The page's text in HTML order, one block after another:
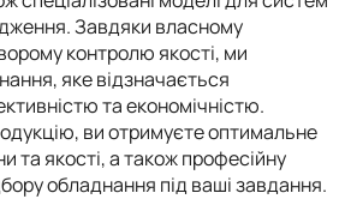
Завдяки власному
контролю якості, ми
яке відзначається
та економічністю.
ви отримуєте оптимальне
та якості, а також професійну
обладнання під ваші завдання.